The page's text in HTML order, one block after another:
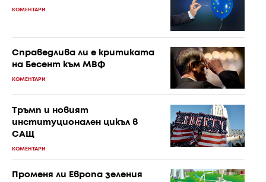
КОМЕНТАРИ
Справедлива ли е критиката
на Бесент към МВФ
КОМЕНТАРИ
Тръмп и новият
институционален цикъл в
САЩ
КОМЕНТАРИ
Променя ли Европа зеления